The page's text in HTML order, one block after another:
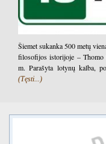
Šiemet sukanka 500 metų
filosofijos istorijoje – Thomo
m. Parašyta lotynų kalba,
(Tęsti...)